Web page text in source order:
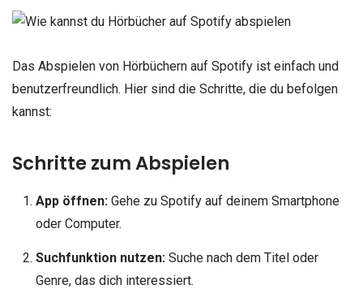
Das Abspielen von Hörbüchern auf Spotify ist einfach und
benutzerfreundlich. Hier sind die Schritte, die du befolgen
kannst:
Schritte zum Abspielen
App öffnen:Gehe zu Spotify auf deinem Smartphone
oder Computer.
Suchfunktion nutzen:Suche nach dem Titel oder
Genre, das dich interessiert.